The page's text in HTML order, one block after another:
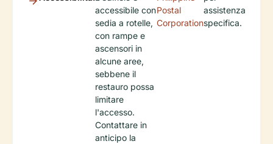
accessibile con
sedia a rotelle,
con rampe e
ascensori in
alcune aree,
sebbene il
restauro possa
limitare
l'accesso.
Contattare in
anticipo la
Postal
Corporation
assistenza
specifica.